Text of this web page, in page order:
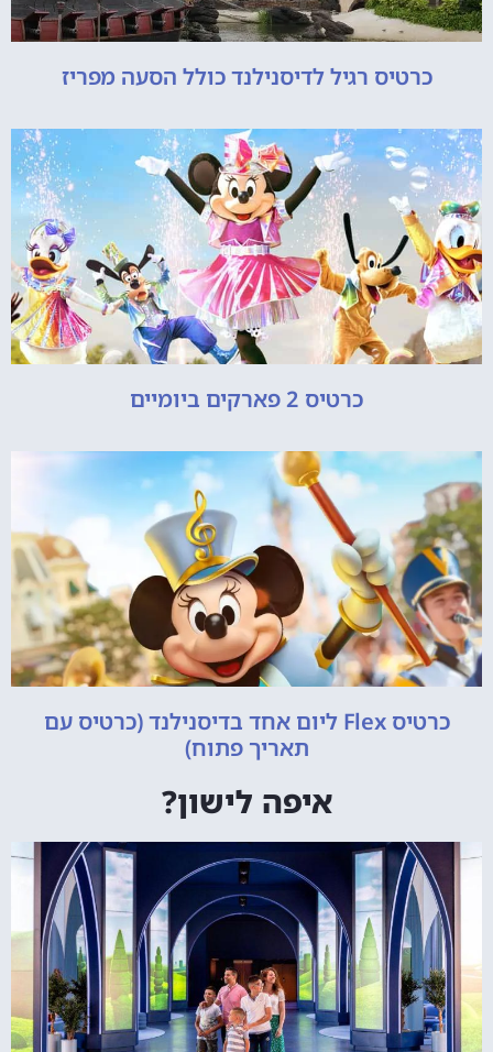
כרטיס רגיל לדיסנילנד כולל הסעה מפריז
כרטיס 2 פארקים ביומיים
כרטיס Flex ליום אחד בדיסנילנד (כרטיס עם
תאריך פתוח)
איפה לישון?